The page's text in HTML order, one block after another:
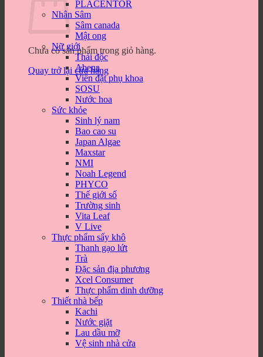
Chưa có sản phẩm trong giỏ hàng.
Quay trở lại cửa hàng
PLACENTOR
Nhân Sâm
Sâm canada
Mật ong
Nữ giới
Thải độc
Abena
Viên đặt phụ khoa
SOSU
Nước hoa
Sức khỏe
Sinh lý nam
Bao cao su
Japan Algae
Maxstar
NMI
Noah Legend
PHYCO
Thế giới số
Trường sinh
Vita Leaf
V Live
Thực phẩm sấy khô
Thanh gạo lứt
Trà
Đặc sản địa phương
Xcel Consumer
Thực phẩm dinh dưỡng
Thiết nhà bếp
Kachi
Nước giặt
Lau dầu mỡ
Vệ sinh nhà cửa